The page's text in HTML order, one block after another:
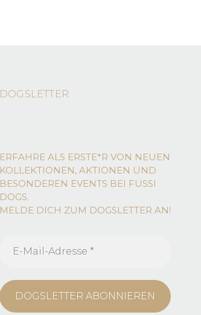
DOGSLETTER
ERFAHRE ALS ERSTE*R VON NEUEN
KOLLEKTIONEN, AKTIONEN UND
BESONDEREN EVENTS BEI FUSSI
DOGS.
MELDE DICH ZUM DOGSLETTER AN!